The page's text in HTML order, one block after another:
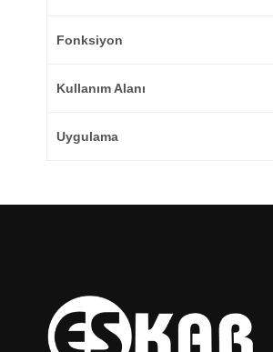
Fonksiyon
Kullanım Alanı
Uygulama